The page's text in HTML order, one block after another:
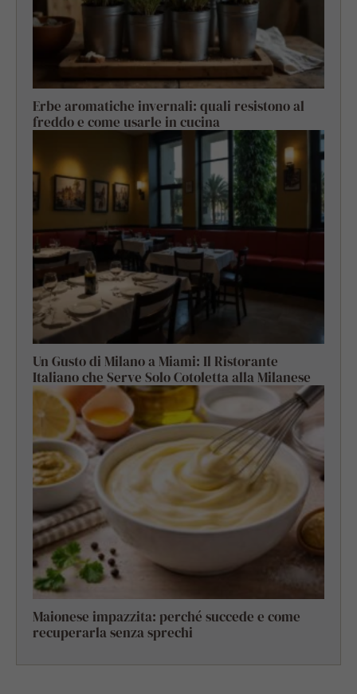
Erbe aromatiche invernali: quali resistono al
freddo e come usarle in cucina
Un Gusto di Milano a Miami: Il Ristorante
Italiano che Serve Solo Cotoletta alla Milanese
Maionese impazzita: perché succede e come
recuperarla senza sprechi